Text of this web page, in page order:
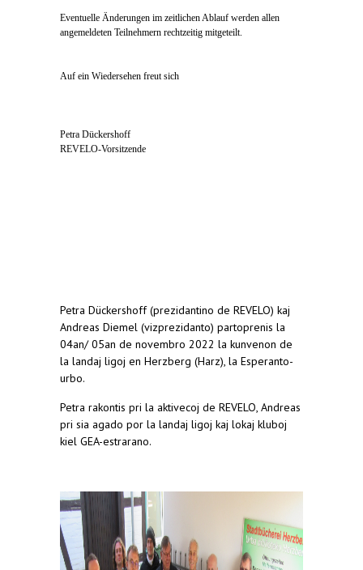
Eventuelle Änderungen im zeitlichen Ablauf werden allen
angemeldeten Teilnehmern rechtzeitig mitgeteilt.
Auf ein Wiedersehen freut sich
Petra Dückershoff
REVELO-Vorsitzende
Petra Dückershoff (prezidantino de REVELO) kaj
Andreas Diemel (vizprezidanto) partoprenis la
04an/ 05an de novembro 2022 la kunvenon de
la landaj ligoj en Herzberg (Harz), la Esperanto-
urbo.
Petra rakontis pri la aktivecoj de REVELO, Andreas
pri sia agado por la landaj ligoj kaj lokaj kluboj
kiel GEA-estrarano.